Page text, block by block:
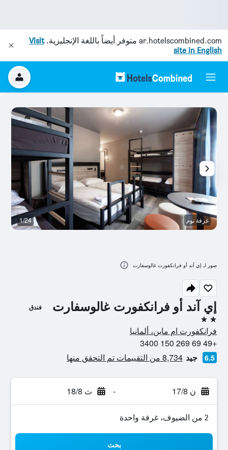
ar.hotelscombined.com متوفر أيضاً باللغة الإنجليزية.Visit
site in English
إي آند أو فرانكفورت غالوسفارت فندق
2 نجمتين
فرانكفورت ام ماين، ألمانيا
+49 69 269 150 3400
6.5 جيد 8,734 من التقييمات تم التحقق منها
ن 17/8 - ث 18/8
2 من الضيوف، غرفة واحدة
بحث
غرفة نوم 1/24
صور لـ إي آند أو فرانكفورت غالوسفارت